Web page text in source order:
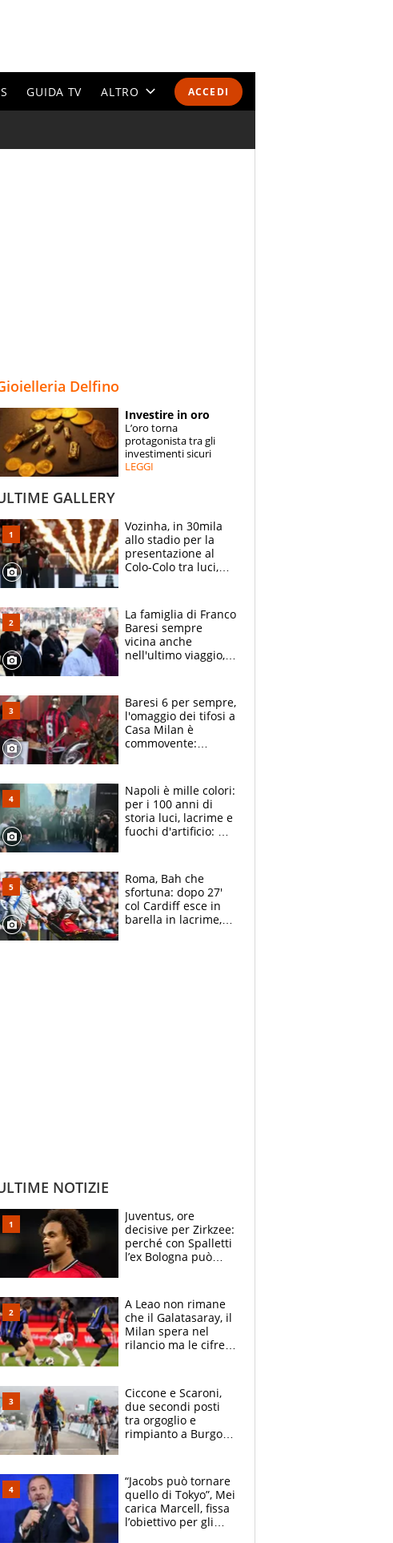
ACCEDI
GUIDA TV ALTRO
ESPERTI
CONTATTI
Delfino
Investire in oro
L’oro torna
protagonista tra gli
investimenti sicuri
LEGGI
GALLERY
Vozinha, in 30mila
allo stadio per la
presentazione al
Colo-Colo tra luci,
La famiglia di Franco
Baresi sempre
vicina anche
nell'ultimo viaggio,
circondati
dall'affetto dei tifosi
Baresi 6 per sempre,
l'omaggio dei tifosi a
Casa Milan è
commovente:
bigliettini
Napoli è mille colori:
per i 100 anni di
storia luci, lacrime e
fuochi d'artificio: De
Roma, Bah che
sfortuna: dopo 27'
col Cardiff esce in
barella in lacrime,
NOTIZIE
Juventus, ore
decisive per Zirkzee:
perché con Spalletti
l’ex Bologna può
A Leao non rimane
che il Galatasaray, il
Milan spera nel
rilancio ma le cifre
delle tensioni
Ciccone e Scaroni,
due secondi posti
tra orgoglio e
rimpianto a Burgos
“Jacobs può tornare
quello di Tokyo”, Mei
carica Marcell, fissa
l’obiettivo per gli